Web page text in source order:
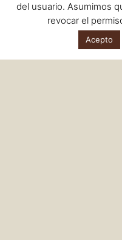
del usuario. Asumimos
revocar el
Acepto